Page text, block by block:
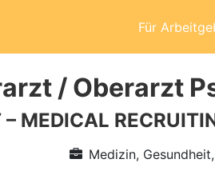
Für
/ Oberarzt
MEDICAL
Medizin,